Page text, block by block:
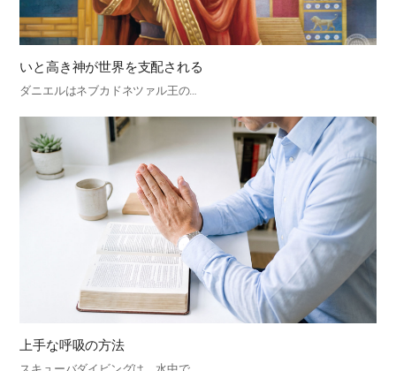
いと高き神が世界を支配される
ダニエルはネブカドネツァル王の…
上手な呼吸の方法